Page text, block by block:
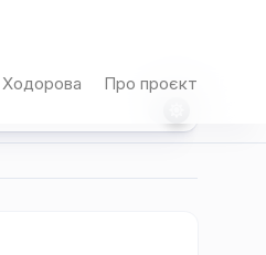
Про проєкт